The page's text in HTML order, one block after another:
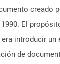
creado
El
introducir un
de